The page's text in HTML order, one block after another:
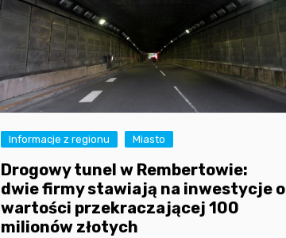
Informacje z regionu Miasto
Drogowy tunel w Rembertowie:
dwie firmy stawiają na inwestycje o
wartości przekraczającej 100
milionów złotych